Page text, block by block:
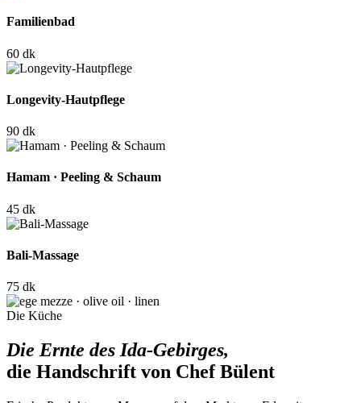
Familienbad
60 dk
Longevity-Hautpflege
90 dk
Hamam · Peeling & Schaum
45 dk
Bali-Massage
75 dk
Die Küche
Die Ernte des Ida-Gebirges,
die Handschrift von Chef Bülent